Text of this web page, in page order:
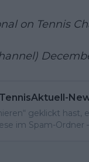
on Tennis
geklickt hast,
im Spam-Ordner